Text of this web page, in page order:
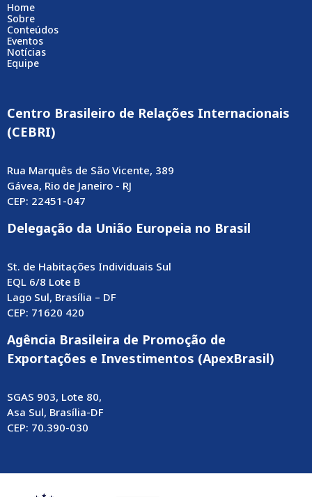
Home
Sobre
Conteúdos
Eventos
Notícias
Equipe
Centro Brasileiro de Relações Internacionais
(CEBRI)
Rua Marquês de São Vicente, 389
Gávea, Rio de Janeiro - RJ
CEP: 22451-047
Delegação da União Europeia no Brasil
St. de Habitações Individuais Sul
EQL 6/8 Lote B
Lago Sul, Brasília – DF
CEP: 71620 420
Agência Brasileira de Promoção de
Exportações e Investimentos (ApexBrasil)
SGAS 903, Lote 80,
Asa Sul, Brasília-DF
CEP: 70.390-030